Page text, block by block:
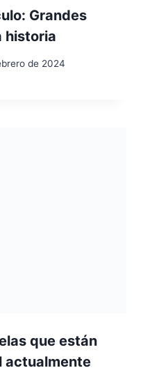
Grandes
historia
de 2024
que están
actualmente